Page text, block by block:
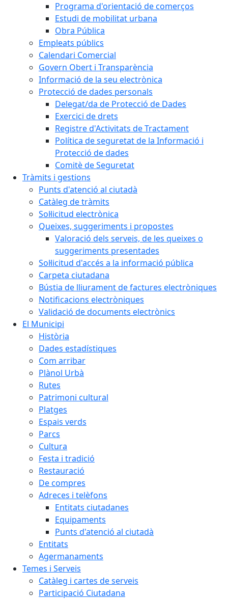
Programa d'orientació de comerços
Estudi de mobilitat urbana
Obra Pública
Empleats públics
Calendari Comercial
Govern Obert i Transparència
Informació de la seu electrònica
Protecció de dades personals
Delegat/da de Protecció de Dades
Exercici de drets
Registre d'Activitats de Tractament
Política de seguretat de la Informació i
Protecció de dades
Comitè de Seguretat
Tràmits i gestions
Punts d'atenció al ciutadà
Catàleg de tràmits
Sol·licitud electrònica
Queixes, suggeriments i propostes
Valoració dels serveis, de les queixes o
suggeriments presentades
Sol·licitud d'accés a la informació pública
Carpeta ciutadana
Bústia de lliurament de factures electròniques
Notificacions electròniques
Validació de documents electrònics
El Municipi
Història
Dades estadístiques
Com arribar
Plànol Urbà
Rutes
Patrimoni cultural
Platges
Espais verds
Parcs
Cultura
Festa i tradició
Restauració
De compres
Adreces i telèfons
Entitats ciutadanes
Equipaments
Punts d'atenció al ciutadà
Entitats
Agermanaments
Temes i Serveis
Catàleg i cartes de serveis
Participació Ciutadana